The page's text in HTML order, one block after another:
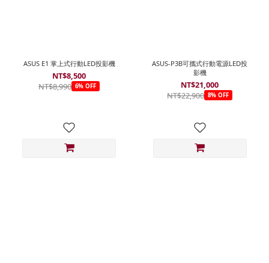
ASUS E1 掌上式行動LED投影機
NT$8,500
NT$8,990 6% OFF
ASUS-P3B可攜式行動電源LED投
影機
NT$21,000
NT$22,900 8% OFF